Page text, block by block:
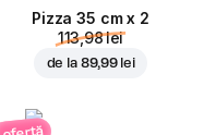
Pizza 35 cm x 2
113,98 lei
de la 89,99 lei